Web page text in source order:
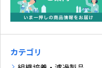
カテゴリ